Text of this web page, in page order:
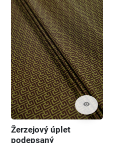
visibility
Žerzejový úplet
podepsaný